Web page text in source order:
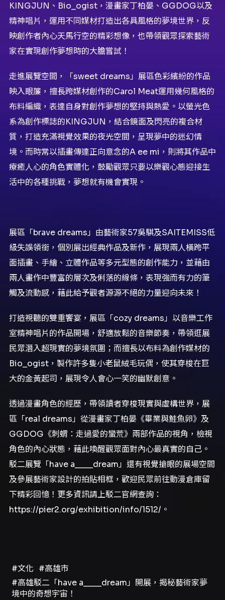
KINGJUN、Bio_ogist，漫畫家丁柏晏、GGDOG以及
精神唱片，運用不同媒材打造出各具風格的夢境世界，反
映創作者內心天馬行空的精彩想像，也帶領觀眾探索藝術
家在實現創作夢想時的大膽嘗試！
走進展覽空間，「sweet dreams」展區色彩繽紛的作品
映入眼簾，擅長跨媒材創作的Carol Meat運用幾何風格的
布料編織，表達自身對創作夢想的堅持與熱愛。以螢光色
系為創作標誌的KINGJUN，結合鏡面及閃亮的複合材
質，打造充滿視覺效果的夜光空間，呈現夢中的迷幻情
境。而時常以插畫傳達正向意念的A ee mi，則將其作品中
療癒人心的角色實體化，鼓勵觀眾只要以樂觀心態迎接生
活中的各種挑戰，夢想就有機會實現。
展區「brave dreams」由藝術家57吳騏及SAITEMISS低
級失誤領銜，個別展出經典作品及新作，展現兩人橫跨平
面插畫、手繪、立體作品等多元型態的創作能力，並藉由
兩人畫作中豐富的層次及俐落的線條，表現強而有力的筆
觸及流動感，藉此給予觀者源源不絕的力量迎向未來！
打造視聽的雙重饗宴，展區「cozy dreams」以音樂工作
室精神唱片的作品開場，舒適放鬆的音樂節奏，帶領逛展
民眾潛入超現實的夢境氛圍；而擅長以布料為創作媒材的
Bio_ogist，製作許多隻小老鼠絨毛玩偶，使其穿梭在巨
大的金黃起司，展現令人會心一笑的幽默創意。
透過漫畫角色的經歷，帶領讀者穿梭現實與虛構世界，展
區「real dreams」從漫畫家丁柏晏《畢業與鮭魚卵》及
GGDOG《刺蝟：走過愛的蠻荒》兩部作品的視角，檢視
角色的內心狀態，藉此喚醒觀眾面對內心最真實的自己。
駁二展覽「have a____dream」還有視覺搶眼的展場空間
及參展藝術家設計的拍貼相框，歡迎民眾前往動漫倉庫留
下精彩回憶！更多資訊請上駁二官網查詢：
https://pier2.org/exhibition/info/1512/。
#文化 #高雄市
#高雄駁二「have a____dream」開展，揭秘藝術家夢
境中的奇想宇宙！